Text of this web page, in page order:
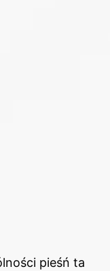
pieśń ta